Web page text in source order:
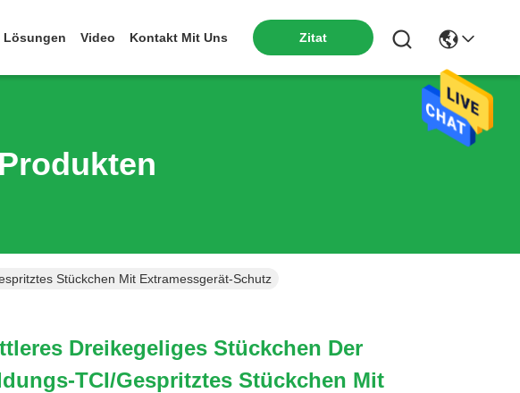
Lösungen Video Kontakt Mit Uns Zitat
Stückchen Mit Extramessgerät-Schutz
Dreikegeliges Stückchen Der
TCI/gespritztes Stückchen Mit